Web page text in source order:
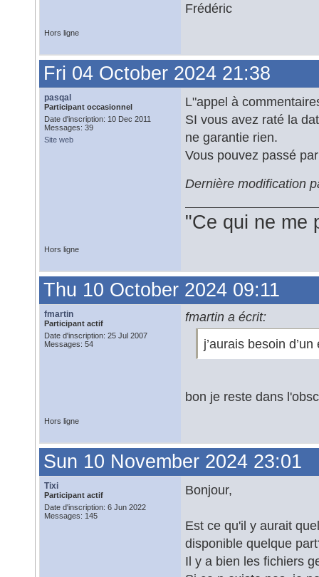
Frédéric
Hors ligne
Fri 04 October 2024 21:38
pasqal
Participant occasionnel
Date d'inscription: 10 Dec 2011
Messages: 39
Site web
L"appel à
SI vous avez raté la
ne garantie rien.
Vous pouvez passé
Dernière modification
"Ce qui ne me
Hors ligne
Thu 10 October 2024 09:11
fmartin
Participant actif
Date d'inscription: 25 Jul 2007
Messages: 54
fmartin a écrit:
j’aurais besoin
bon je reste dans
Hors ligne
Sun 10 November 2024 23:01
Tixi
Participant actif
Date d'inscription: 6 Jun 2022
Messages: 145
Bonjour,
Est ce qu'il y aurait
disponible quelque
Il y a bien les fichiers